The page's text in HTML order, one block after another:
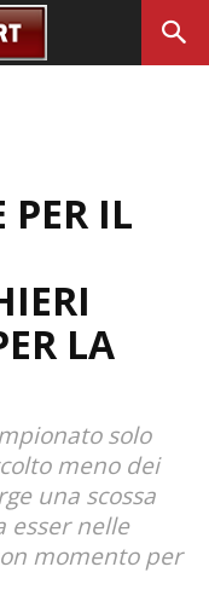
PER IL
LA
solo
meno dei
una scossa
esser nelle
momento per